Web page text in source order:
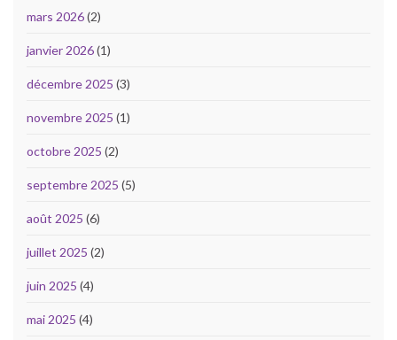
mars 2026(2)
janvier 2026(1)
décembre 2025 (3)
novembre 2025 (1)
octobre 2025 (2)
septembre 2025 (5)
août 2025 (6)
juillet 2025 (2)
juin 2025 (4)
mai 2025 (4)